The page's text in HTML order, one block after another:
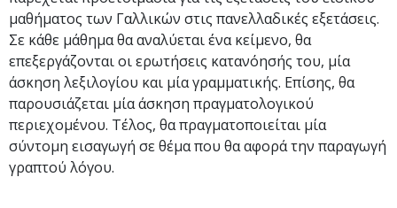
μαθήματος των Γαλλικών στις πανελλαδικές εξετάσεις.
Σε κάθε μάθημα θα αναλύεται ένα κείμενο, θα
επεξεργάζονται οι ερωτήσεις κατανόησής του, μία
άσκηση λεξιλογίου και μία γραμματικής. Επίσης, θα
παρουσιάζεται μία άσκηση πραγματολογικού
περιεχομένου. Τέλος, θα πραγματοποιείται μία
σύντομη εισαγωγή σε θέμα που θα αφορά την παραγωγή
γραπτού λόγου.